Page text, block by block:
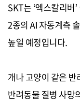
SKT는‘엑스칼리버’
2종의AI자동계측
높일 예정입니다.
개나 고양이 같은
반려동물 질병 사망